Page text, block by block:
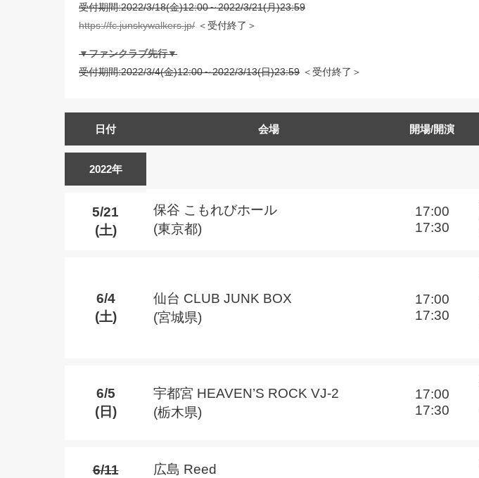
受付期間:2022/3/18(金)12:00～2022/3/21(月)23:59
https://fc.junskywalkers.jp/ ＜受付終了＞
▼ファンクラブ先行▼
受付期間:2022/3/4(金)12:00～2022/3/13(日)23:59 ＜受付終了＞
日付 会場 開場/開演
2022年
5/21
(土)
保谷 こもれびホール
(東京都)
17:00
17:30
6/4
(土)
仙台 CLUB JUNK BOX
(宮城県)
17:00
17:30
6/5
(日)
宇都宮 HEAVEN’S ROCK VJ-2
(栃木県)
17:00
17:30
6/11
広島 Reed